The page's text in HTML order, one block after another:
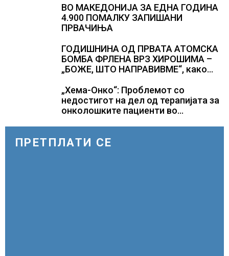
ВО МАКЕДОНИЈА ЗА ЕДНА ГОДИНА
4.900 ПОМАЛКУ ЗАПИШАНИ
ПРВАЧИЊА
ГОДИШНИНА ОД ПРВАТА АТОМСКА
БОМБА ФРЛЕНА ВРЗ ХИРОШИМА –
„БОЖЕ, ШТО НАПРАВИВМЕ“, како
Геј“ и учесниците во
бомбардирањето го доживуваа овој
настан што го промени текот на
„Хема-Онко“: Проблемот со
недостигот на дел од терапијата за
онколошките пациенти во
ПРЕТПЛАТИ СЕ